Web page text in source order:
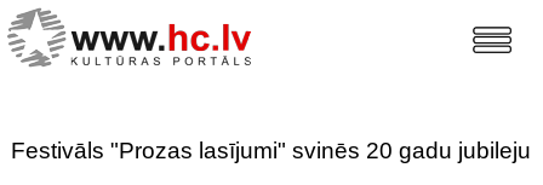
Festivāls "Prozas lasījumi" svinēs 20 gadu jubileju